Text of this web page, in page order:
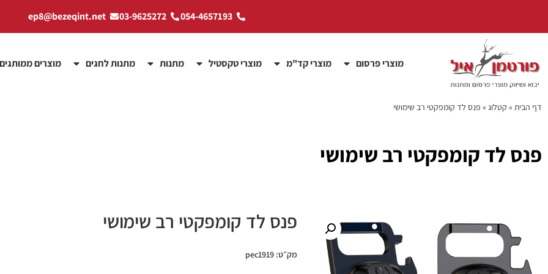
054-4657193
03-9625272
ep8@bezeqint.net
מוצרי פרסום מוצרי קד"מ מוצרי טקסטיל מתנות מתנות לחגים מוצרים ממותגים
דף הבית » קטלוג » פנס לד קומפקטי רב שימושי
פנס לד קומפקטי רב שימושי
פנס לד קומפקטי רב שימושי
מק״ט: pec1919